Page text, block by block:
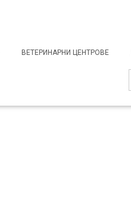
ВЕТЕРИНАРНИ ЦЕНТРОВЕ